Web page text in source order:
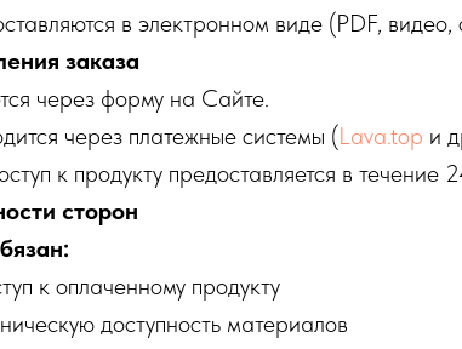
в электронном виде (PDF, видео,
заказа
через форму на Сайте.
через платежные системы (Lava.top и
к продукту предоставляется в течение
сторон
к оплаченному продукту
доступность материалов